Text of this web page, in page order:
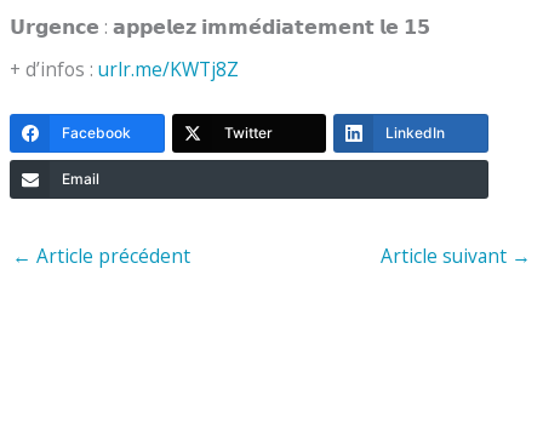
𝗨𝗿𝗴𝗲𝗻𝗰𝗲 : 𝗮𝗽𝗽𝗲𝗹𝗲𝘇 𝗶𝗺𝗺𝗲́𝗱𝗶𝗮𝘁𝗲𝗺𝗲𝗻𝘁 𝗹𝗲 𝟭𝟱
+ d’infos :urlr.me/KWTj8Z
Facebook Twitter LinkedIn
Email
← Article précédent Article suivant →